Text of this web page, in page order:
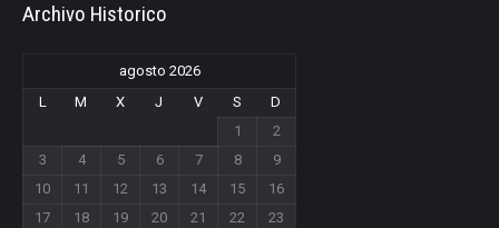
Archivo Historico
agosto 2026
L
M X J V S
D
1
2
3
4 5 6 7 8
9
10
11 12 13 14 15
16
17
18 19 20 21 22
23